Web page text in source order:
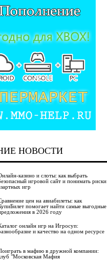
НОВОСТИ
казино и слоты: как выбрать
игровой сайт и понимать риски
игр
цен на авиабилеты: как
помогает найти самые выгодные
в 2026 году
онлайн игр на Игросуп:
и качество на одном ресурсе
в мафию в дружной компании:
"Московская Мафия